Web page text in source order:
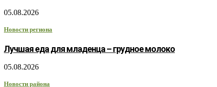
05.08.2026
Новости региона
Лучшая еда для младенца – грудное молоко
05.08.2026
Новости района